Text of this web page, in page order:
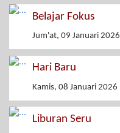
Belajar Fokus
Jum'at, 09 Januari 2026
Hari Baru
Kamis, 08 Januari 2026
Liburan Seru